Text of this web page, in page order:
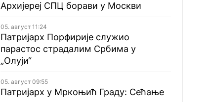
Архијереј СПЦ борави у Москви
05. август 11:24
Патријарх Порфирије служио
парастос страдалим Србима у
„Олуји“
05. август 09:55
Патријарх у Мркоњић Граду: Сећање